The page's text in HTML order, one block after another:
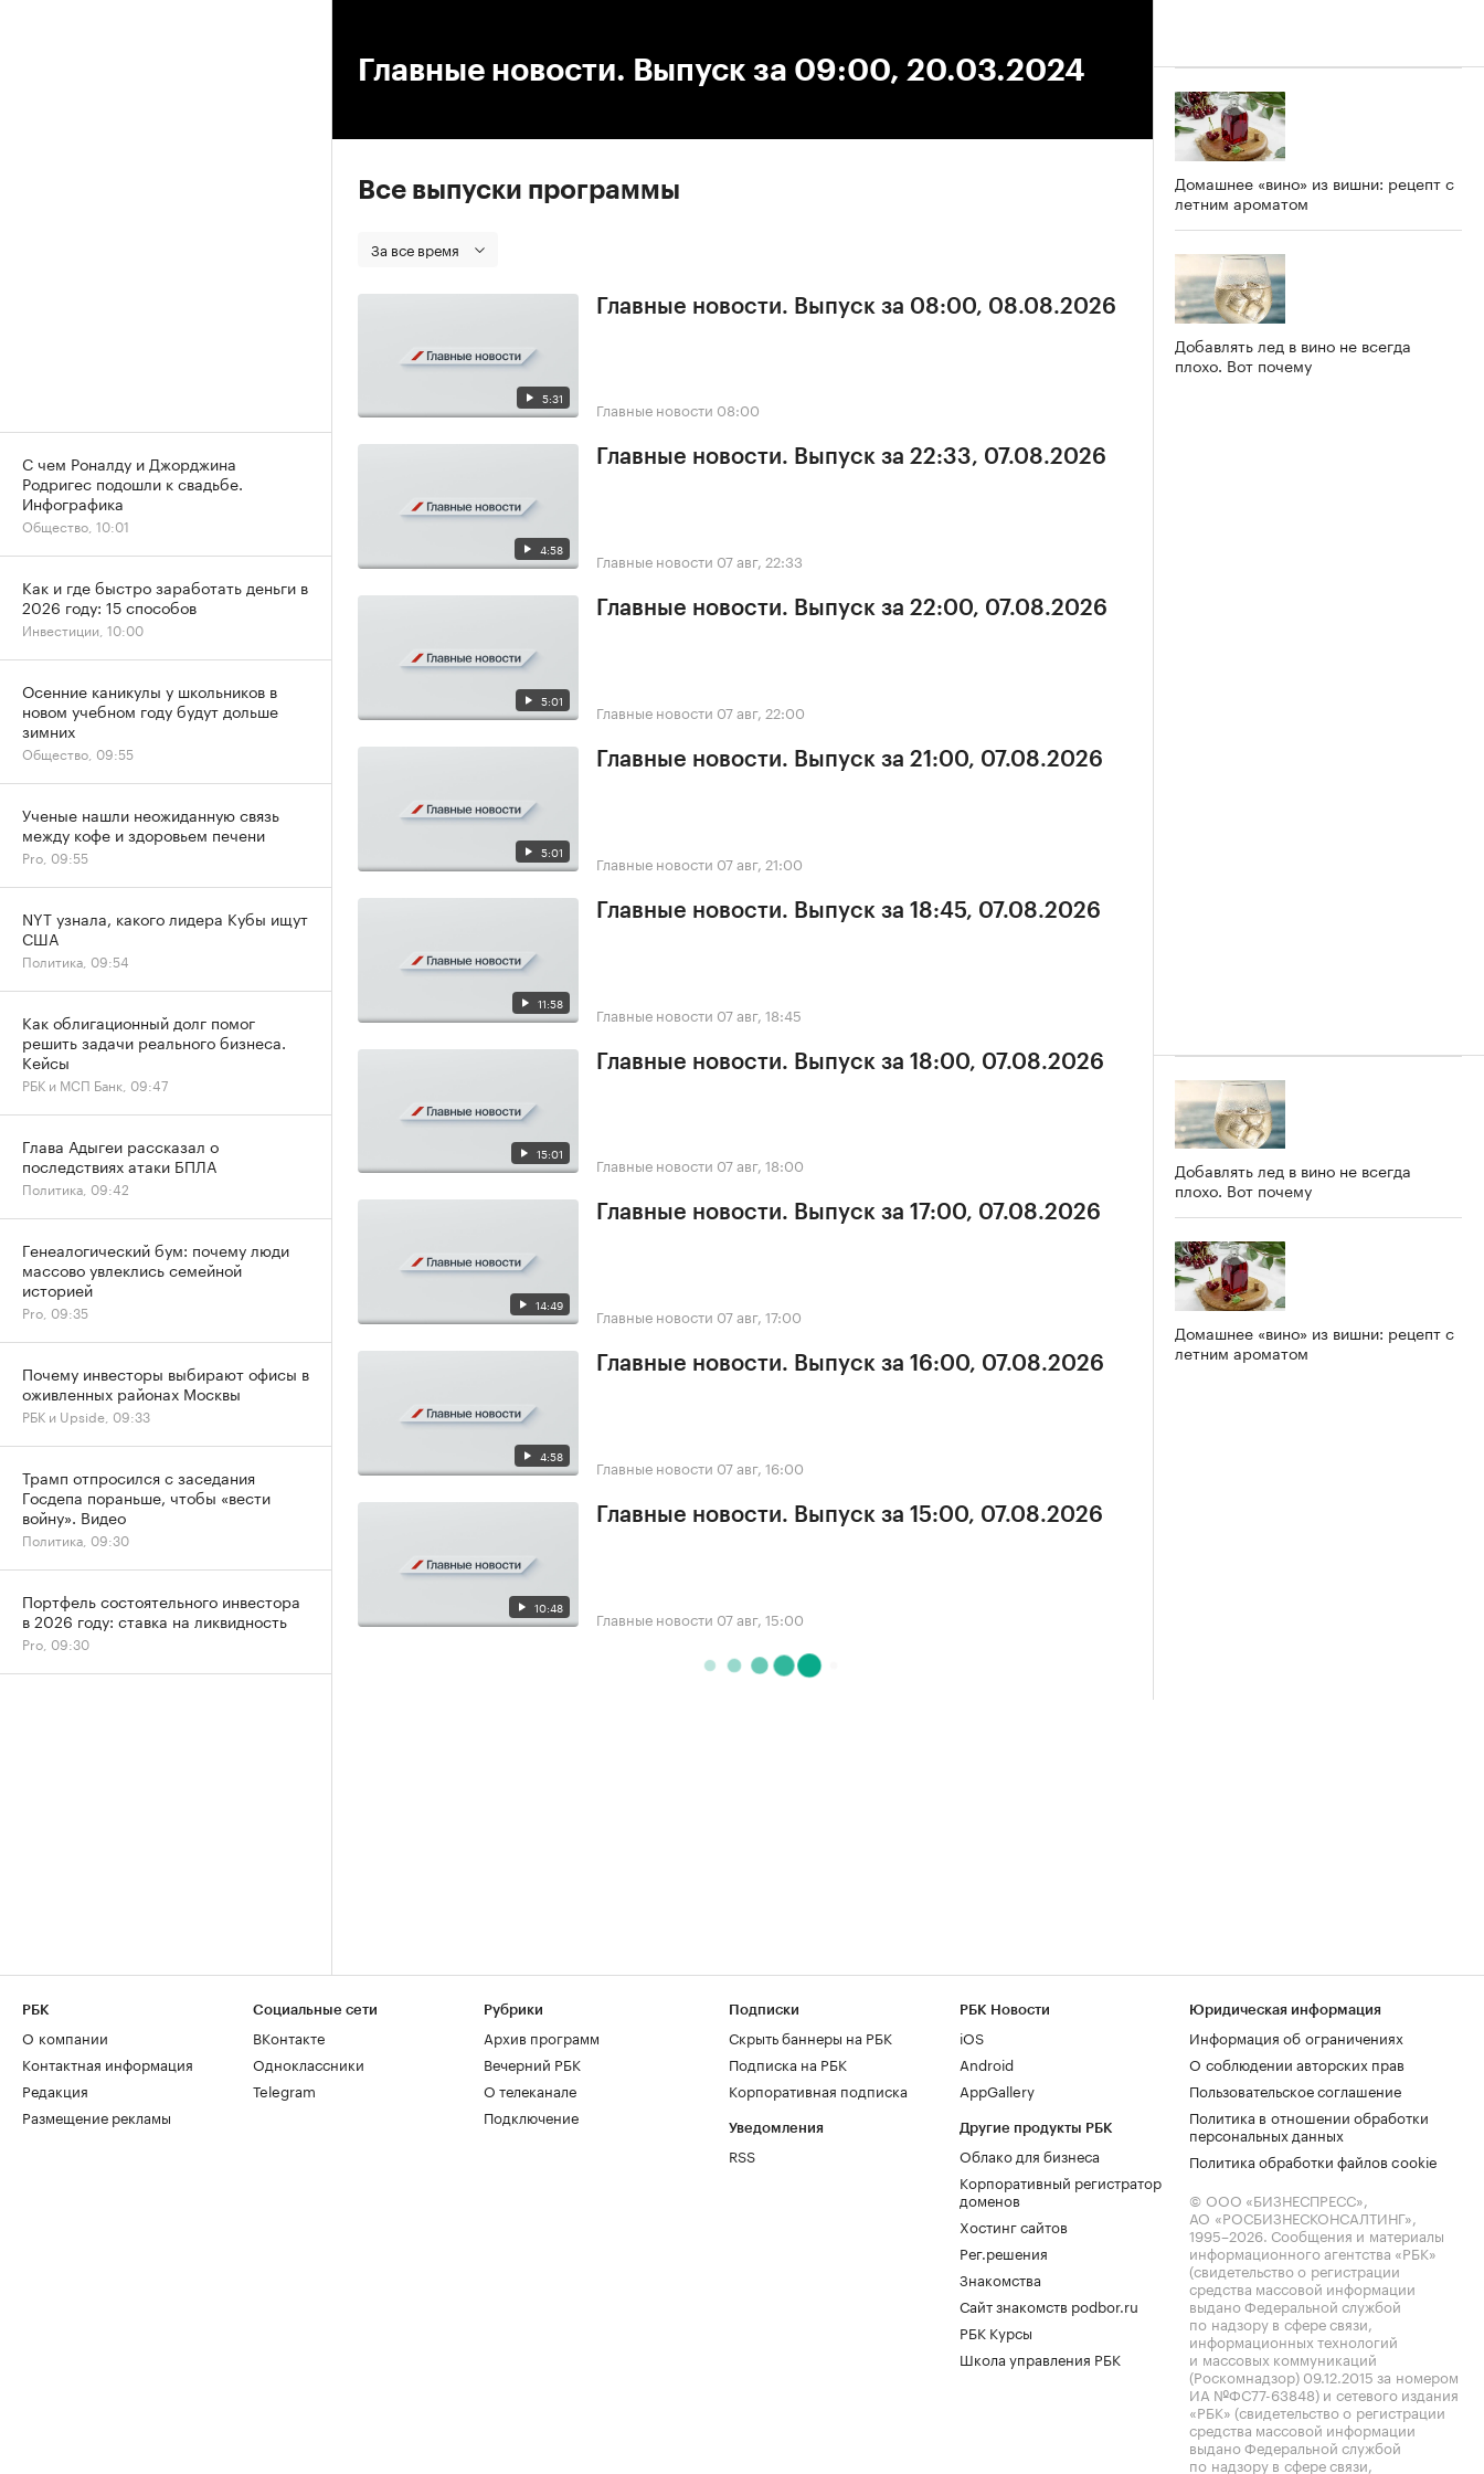
Главные новости. Выпуск за 09:00, 20.03.2024
Все выпуски программы
За все время
5:31
Главные новости. Выпуск за 08:00, 08.08.2026
Главные новости 08:00
4:58
Главные новости. Выпуск за 22:33, 07.08.2026
Главные новости 07 авг, 22:33
5:01
Главные новости. Выпуск за 22:00, 07.08.2026
Главные новости 07 авг, 22:00
5:01
Главные новости. Выпуск за 21:00, 07.08.2026
Главные новости 07 авг, 21:00
11:58
Главные новости. Выпуск за 18:45, 07.08.2026
Главные новости 07 авг, 18:45
15:01
Главные новости. Выпуск за 18:00, 07.08.2026
Главные новости 07 авг, 18:00
14:49
Главные новости. Выпуск за 17:00, 07.08.2026
Главные новости 07 авг, 17:00
4:58
Главные новости. Выпуск за 16:00, 07.08.2026
Главные новости 07 авг, 16:00
10:48
Главные новости. Выпуск за 15:00, 07.08.2026
Главные новости 07 авг, 15:00
Домашнее «вино» из вишни: рецепт с
летним ароматом
Добавлять лед в вино не всегда
плохо. Вот почему
Добавлять лед в вино не всегда
плохо. Вот почему
Домашнее «вино» из вишни: рецепт с
летним ароматом
С чем Роналду и Джорджина
Родригес подошли к свадьбе.
Инфографика
Общество, 10:01
Как и где быстро заработать деньги в
2026 году: 15 способов
Инвестиции, 10:00
Осенние каникулы у школьников в
новом учебном году будут дольше
зимних
Общество, 09:55
Ученые нашли неожиданную связь
между кофе и здоровьем печени
Pro, 09:55
NYT узнала, какого лидера Кубы ищут
США
Политика, 09:54
Как облигационный долг помог
решить задачи реального бизнеса.
Кейсы
РБК и МСП Банк, 09:47
Глава Адыгеи рассказал о
последствиях атаки БПЛА
Политика, 09:42
Генеалогический бум: почему люди
массово увлеклись семейной
историей
Pro, 09:35
Почему инвесторы выбирают офисы в
оживленных районах Москвы
РБК и Upside, 09:33
Трамп отпросился с заседания
Госдепа пораньше, чтобы «вести
войну». Видео
Политика, 09:30
Портфель состоятельного инвестора
в 2026 году: ставка на ликвидность
Pro, 09:30
РБК
О компании
Контактная информация
Редакция
Размещение рекламы
Социальные сети
ВКонтакте
Одноклассники
Telegram
Рубрики
Архив программ
Вечерний РБК
О телеканале
Подключение
Подписки
Скрыть баннеры на РБК
Подписка на РБК
Корпоративная подписка
Уведомления
RSS
РБК Новости
iOS
Android
AppGallery
Другие продукты РБК
Облако для бизнеса
Корпоративный регистратор
доменов
Хостинг сайтов
Рег.решения
Знакомства
Сайт знакомств podbor.ru
РБК Курсы
Школа управления РБК
Юридическая информация
Информация об ограничениях
О соблюдении авторских прав
Пользовательское соглашение
Политика в отношении обработки
персональных данных
Политика обработки файлов cookie
© ООО «БИЗНЕСПРЕСС»,
АО «РОСБИЗНЕСКОНСАЛТИНГ»,
1995–2026. Сообщения и материалы
информационного агентства «РБК»
(свидетельство о регистрации
средства массовой информации
выдано Федеральной службой
по надзору в сфере связи,
информационных технологий
и массовых коммуникаций
(Роскомнадзор) 09.12.2015 за номером
ИА №ФС77-63848) и сетевого издания
«РБК» (свидетельство о регистрации
средства массовой информации
выдано Федеральной службой
по надзору в сфере связи,